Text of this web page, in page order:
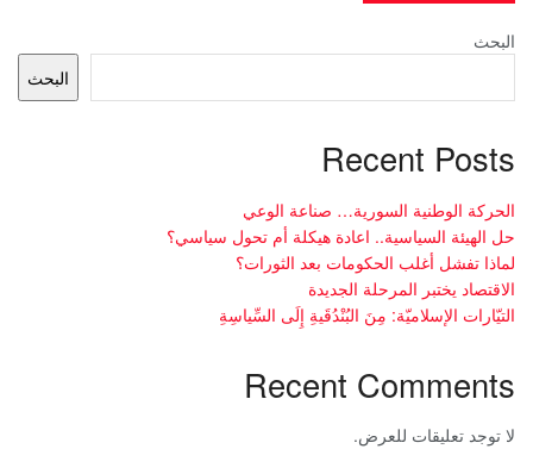
البحث
البحث
Recent Posts
الحركة الوطنية السورية… صناعة الوعي
حل الهيئة السياسية.. اعادة هيكلة أم تحول سياسي؟
لماذا تفشل أغلب الحكومات بعد الثورات؟
الاقتصاد يختبر المرحلة الجديدة
التيّارات الإسلاميّة: مِنَ البُنْدُقَيةِ إِلَى السِّياسِةِ
Recent Comments
لا توجد تعليقات للعرض.